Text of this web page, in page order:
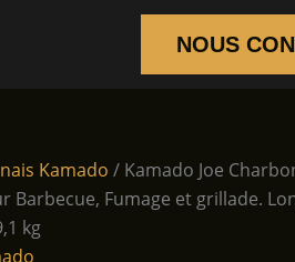
NOUS
Kamado / Kamado Joe
Barbecue, Fumage et grillade.
kg